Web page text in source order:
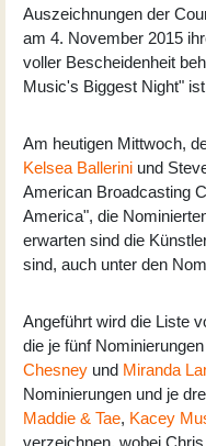
Auszeichnungen der
am 4. November 2015
voller Bescheidenheit
Music's Biggest Night"
Am heutigen Mittwoch,
Kelsea Ballerini und
American Broadcasting
America", die
erwarten sind die
sind, auch unter den
Angeführt wird die Liste
die je fünf
Chesney und Miranda
Nominierungen und je
Maddie & Tae, Kacey
verzeichnen, wobei